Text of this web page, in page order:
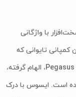
با واژگانی
تایوانی که
نام خود را از چهار حرف آخر اسب بالدار افسانه‌ای، Pegasus، الهام گرفته،
است. ایسوس با درک